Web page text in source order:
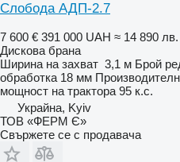
Слобода АДП-2.7
7 600 € 391 000 UAH ≈ 14 890 лв.
Дискова брана
Ширина на захват 3,1 м Брой
обработка 18 мм
мощност на трактора 95 к.с.
Украйна, Kyiv
ТОВ «ФЕРМ Є»
Свържете се с продавача